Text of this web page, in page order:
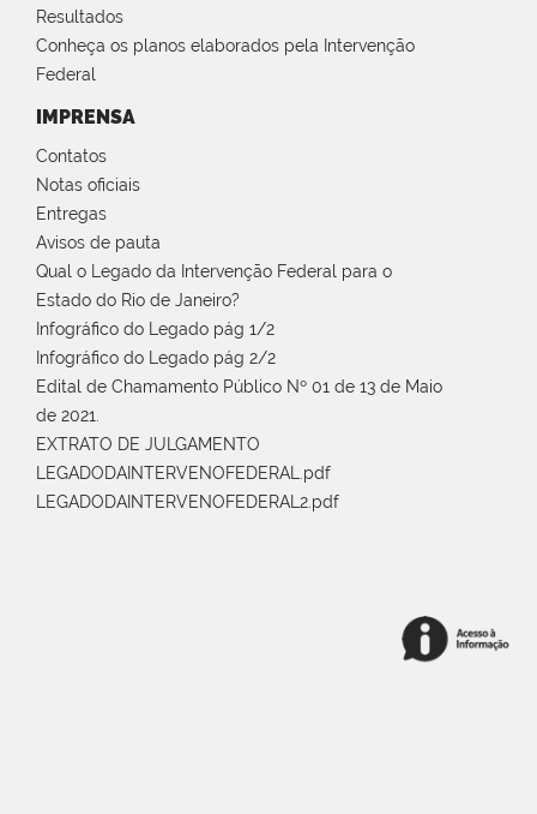
Resultados
Conheça os planos elaborados pela Intervenção
Federal
IMPRENSA
Contatos
Notas oficiais
Entregas
Avisos de pauta
Qual o Legado da Intervenção Federal para o
Estado do Rio de Janeiro?
Infográfico do Legado pág 1/2
Infográfico do Legado pág 2/2
Edital de Chamamento Público Nº 01 de 13 de Maio
de 2021.
EXTRATO DE JULGAMENTO
LEGADODAINTERVENOFEDERAL.pdf
LEGADODAINTERVENOFEDERAL2.pdf